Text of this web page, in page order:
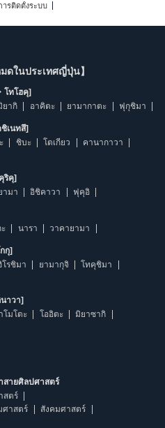
ารติดตั้งระบบ
ดในประเทศญี่ปุ่น】
โทโฮคุ]
ยากิ อาคิตะ ยามากาตะ ฟุกุชิมา
เนทสึ]
ชิบะ โตเกียว
คานากาวา
ริคุ]
ามา อิชิคาวา ฟุคุอิ
นารา วาคายามา
กุ]
โรชิมา ยามากุจิ
โทคุชิมา
าวา]
โมโตะ โออิตะ
มิยาซากิ
สายศิลปศาสตร์
สตร์
ศาสตร์
สังคมศาสตร์